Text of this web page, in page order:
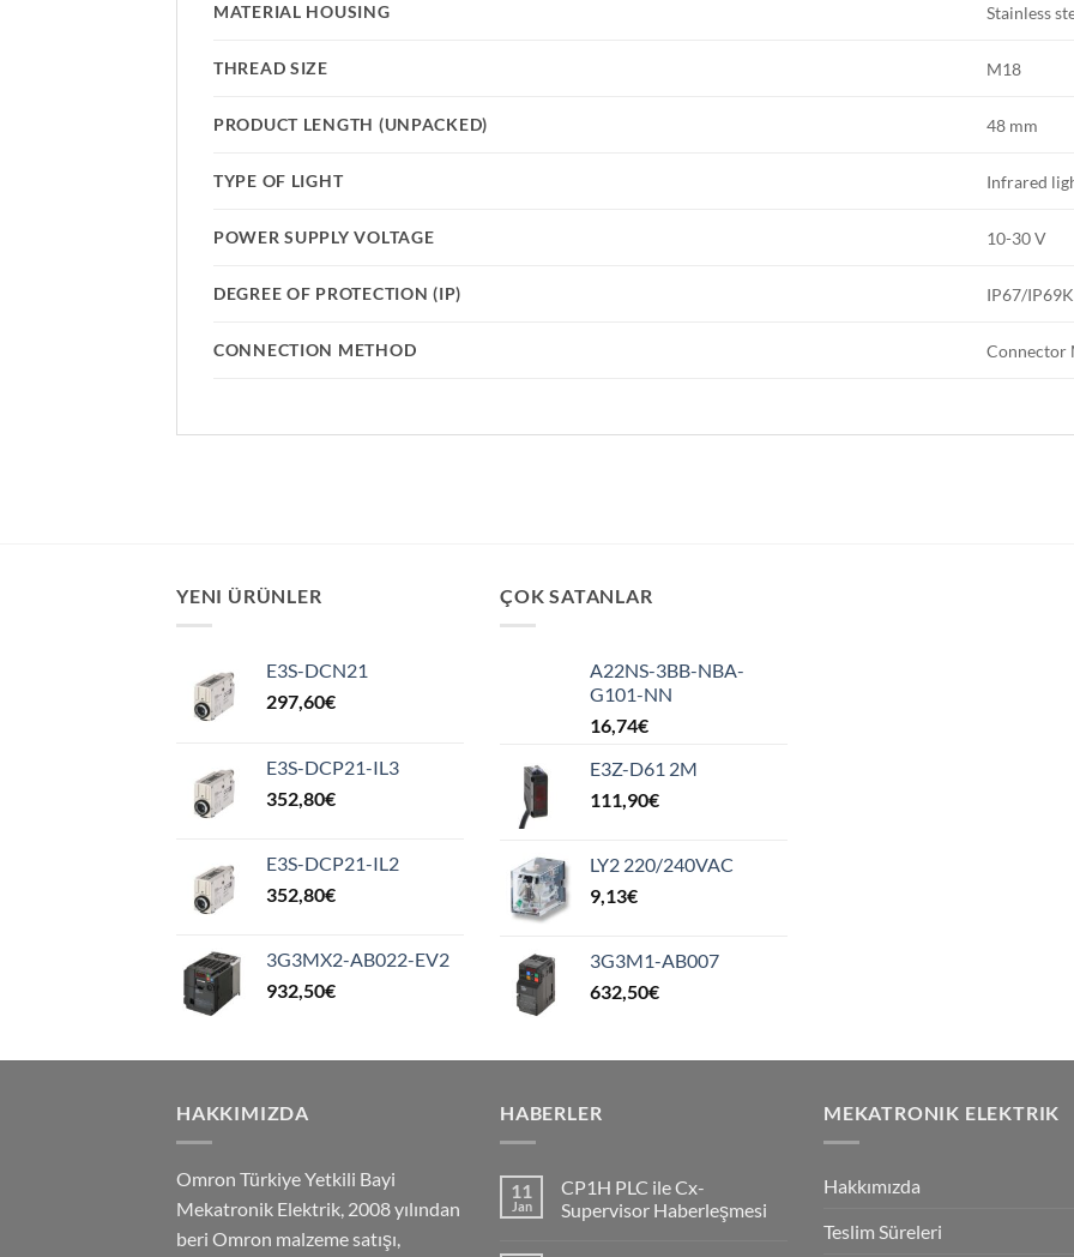
MATERIAL HOUSING Stainless
THREAD SIZE M18
PRODUCT LENGTH (UNPACKED) 48 mm
TYPE OF LIGHT Infrared
POWER SUPPLY VOLTAGE 10-30 V
DEGREE OF PROTECTION (IP) IP67/IP69K
CONNECTION METHOD Connector
YENI ÜRÜNLER
E3S-DCN21
297,60€
E3S-DCP21-IL3
352,80€
E3S-DCP21-IL2
352,80€
3G3MX2-AB022-EV2
932,50€
ÇOK SATANLAR
A22NS-3BB-NBA-
G101-NN
16,74€
E3Z-D61 2M
111,90€
LY2 220/240VAC
9,13€
3G3M1-AB007
632,50€
HAKKIMIZDA
Omron Türkiye Yetkili Bayi
Mekatronik Elektrik, 2008 yılından
beri Omron malzeme satışı,
HABERLER
11
Jan
CP1H PLC ile Cx-
Supervisor Haberleşmesi
MEKATRONIK ELEKTRIK
Hakkımızda
Teslim Süreleri